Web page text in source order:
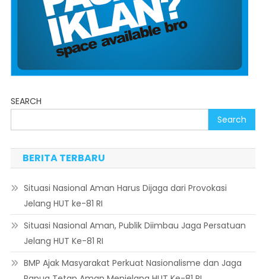
SEARCH
Search
BERITA TERBARU
Situasi Nasional Aman Harus Dijaga dari Provokasi
Jelang HUT ke-81 RI
Situasi Nasional Aman, Publik Diimbau Jaga Persatuan
Jelang HUT Ke-81 RI
BMP Ajak Masyarakat Perkuat Nasionalisme dan Jaga